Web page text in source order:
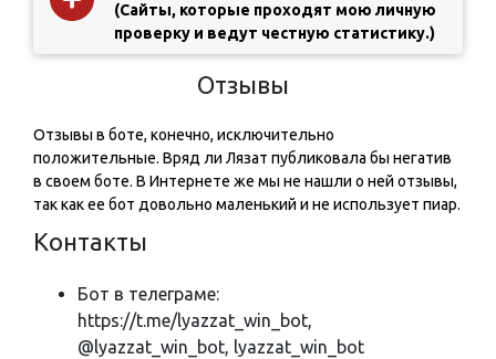
(Сайты, которые проходят мою личную
проверку и ведут честную статистику.)
Отзывы
Отзывы в боте, конечно, исключительно
положительные. Вряд ли Лязат публиковала бы негатив
в своем боте. В Интернете же мы не нашли о ней отзывы,
так как ее бот довольно маленький и не использует пиар.
Контакты
Бот в телеграме:
https://t.me/lyazzat_win_bot,
@lyazzat_win_bot, lyazzat_win_bot